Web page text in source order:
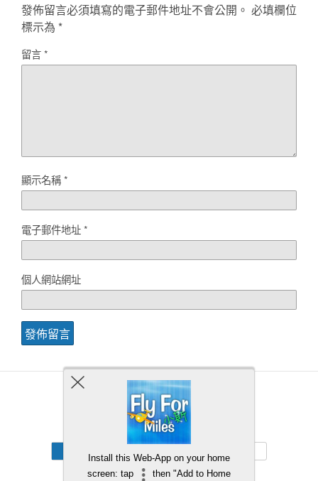
發佈留言必須填寫的電子郵件地址不會公開。 必填欄位
標示為 *
留言*
顯示名稱*
電子郵件地址*
個人網站網址
Back to top
Install this Web-App on your home
screen: tap
then "Add to Home